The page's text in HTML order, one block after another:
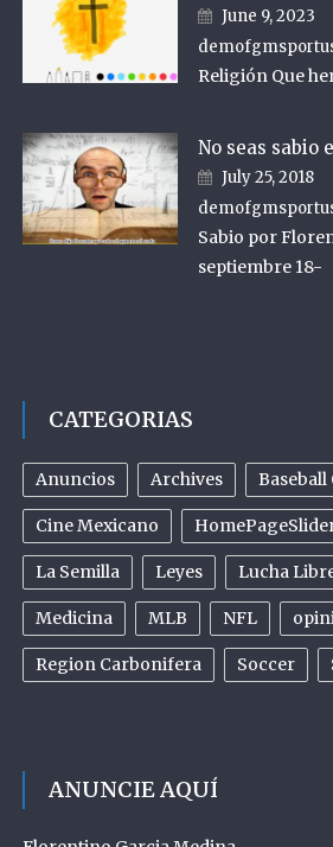
Posted on
June 9, 2023
Religión Que
No seas sabio
Posted on
July 25, 2018
Sabio por
septiembre 18-
CATEGORIAS
Anuncios Archives Baseball
Cine Mexicano
La Semilla Leyes Lucha
Medicina MLB NFL
Region Carbonifera Soccer
ANUNCIE AQUÍ